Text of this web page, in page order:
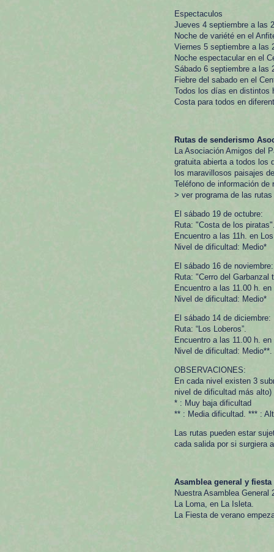
Espectaculos
Jueves 4 septiembre a las
Noche de variété en el
Viernes 5 septiembre a las
Noche espectacular en el
Sábado 6 septiembre a las
Fiebre del sabado en el
Todos los días en distintos
Costa para todos en
Rutas de senderismo
La Asociación Amigos del
gratuita abierta a todos los
los maravillosos paisajes
Teléfono de información de
> ver programa de las
El sábado 19 de octubre:
Ruta: "Costa de los
Encuentro a las 11h. en
Nivel de dificultad: Medio*
El sábado 16 de noviembre:
Ruta: "Cerro del Garbanzal
Encuentro a las 11.00 h.
Nivel de dificultad: Medio*
El sábado 14 de diciembre:
Ruta: “Los Loberos”.
Encuentro a las 11.00 h.
Nivel de dificultad: Medio**.
OBSERVACIONES:
En cada nivel existen 3
nivel de dificultad más alto)
* : Muy baja dificultad
** : Media dificultad. *** :
Las rutas pueden estar
cada salida por si surgiera
Asamblea general y
Nuestra Asamblea
La Loma, en La Isleta.
La Fiesta de verano